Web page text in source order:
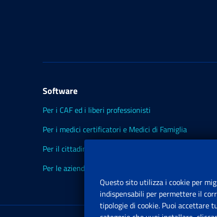
Software
Per i CAF ed i liberi professionisti
Per i medici certificatori e Medici di Famiglia
Per il cittadino
Per le aziende ed i Consulenti
Questo sito utilizza i cookie per
indispensabili per permettere il
tipologie di cookie. Puoi accettare